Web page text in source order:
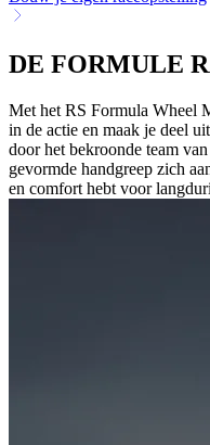
DE FORMULE
Met het RS Formula Wheel
in de actie en maak je deel
door het bekroonde team
gevormde handgreep zich
en comfort hebt voor